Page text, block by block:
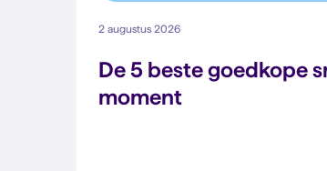
2 augustus 2026
De 5 beste goedkope
moment